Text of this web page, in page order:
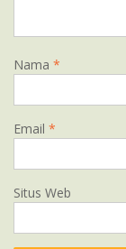
Nama *
Email *
Situs Web